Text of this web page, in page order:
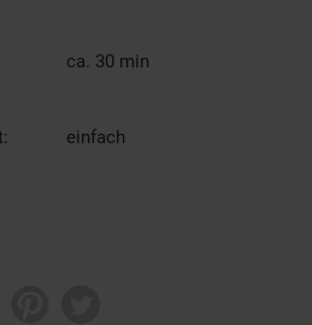
ca. 30 min
einfach